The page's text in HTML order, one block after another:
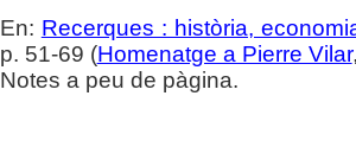
En: Recerques : història,
p. 51-69 (Homenatge a Pierre Vilar
Notes a peu de pàgina.